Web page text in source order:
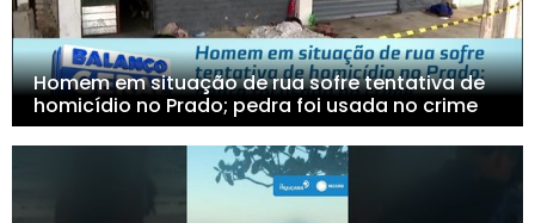
Homem em situação de rua sofre tentativa de
homicídio no Prado; pedra foi usada no crime